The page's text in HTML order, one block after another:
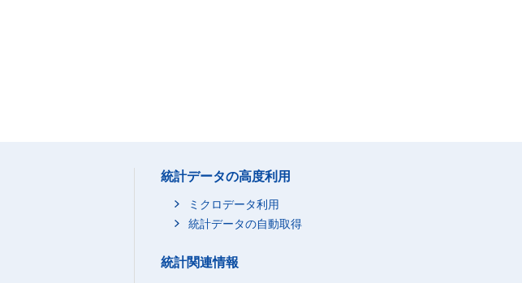
統計データの高度利用
ミクロデータ利用
統計データの自動取得
統計関連情報